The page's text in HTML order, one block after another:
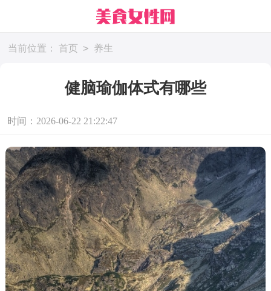
当前位置： 首页 > 养生
健脑瑜伽体式有哪些
时间：2026-06-22 21:22:47